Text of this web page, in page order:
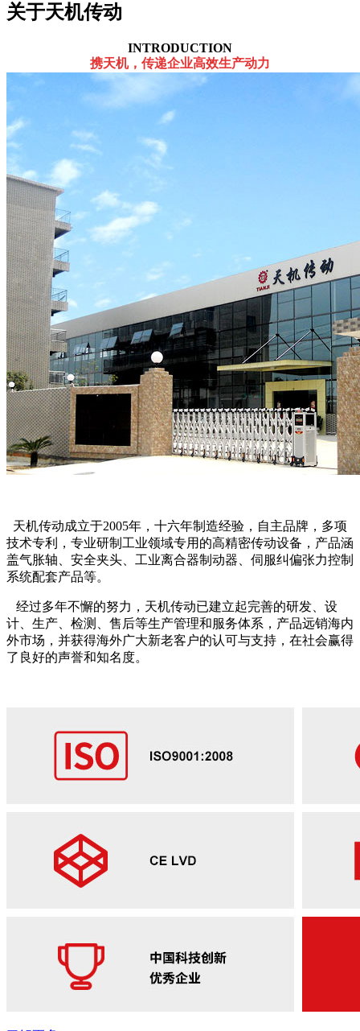
关于天机传动
INTRODUCTION
携天机，传递企业高效生产动力
天机传动成立于2005年，十六年制造经验，自主品牌，多项
技术专利，专业研制工业领域专用的高精密传动设备，产品涵
盖气胀轴、安全夹头、工业离合器制动器、伺服纠偏张力控制
系统配套产品等。
经过多年不懈的努力，天机传动已建立起完善的研发、设
计、生产、检测、售后等生产管理和服务体系，产品远销海内
外市场，并获得海外广大新老客户的认可与支持，在社会赢得
了良好的声誉和知名度。